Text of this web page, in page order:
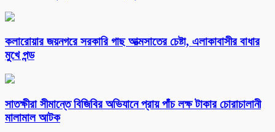
কলারোয়ার জয়নগরে সরকারি গাছ আত্মসাতের চেষ্টা, এলাকাবাসীর বাধার
মুখে পন্ড
সাতক্ষীরা সীমান্তে বিজিবির অভিযানে প্রায় পাঁচ লক্ষ টাকার চোরাচালানী
মালামাল আটক